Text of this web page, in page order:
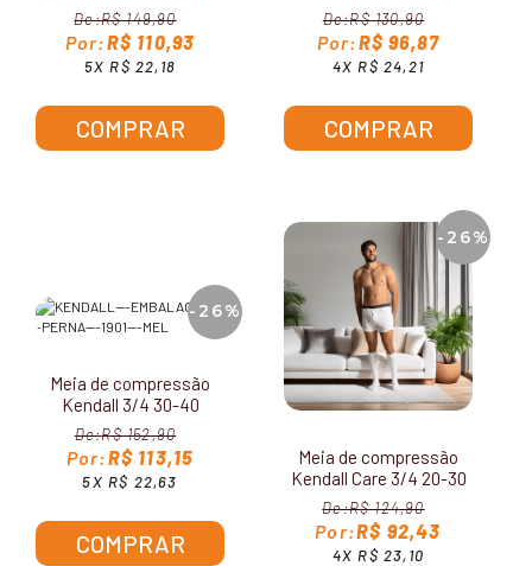
20-30 mmHg 1532
R$ 149,90
R$ 110,93
5X R$ 22,18
COMPRAR
mmHg com ponteira
1502
R$ 130,90
R$ 96,87
4X R$ 24,21
COMPRAR
-26%
Meia de compressão
Kendall 3/4 30-40
mmHg sem ponteira
1901
R$ 152,90
R$ 113,15
5X R$ 22,63
COMPRAR
-26%
Meia de compressão
Kendall Care 3/4 20-30
mmHg com ponteira
3113
R$ 124,90
R$ 92,43
4X R$ 23,10